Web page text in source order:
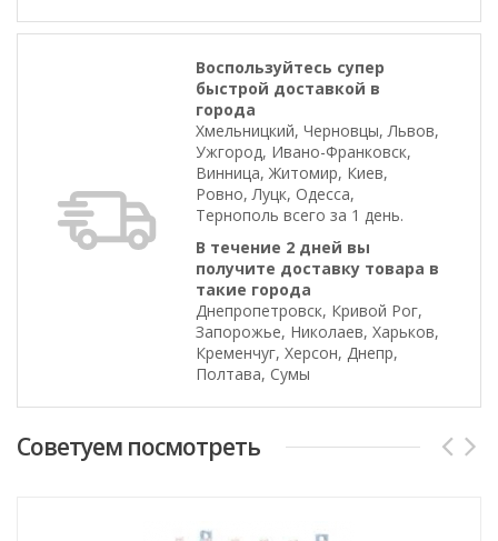
Воспользуйтесь супер
быстрой доставкой в
города
Хмельницкий, Черновцы, Львов,
Ужгород, Ивано-Франковск,
Винница, Житомир, Киев,
Ровно, Луцк, Одесса,
Тернополь всего за 1 день.
В течение 2 дней вы
получите доставку товара в
такие города
Днепропетровск, Кривой Рог,
Запорожье, Николаев, Харьков,
Кременчуг, Херсон, Днепр,
Полтава, Сумы
Cоветуем посмотреть